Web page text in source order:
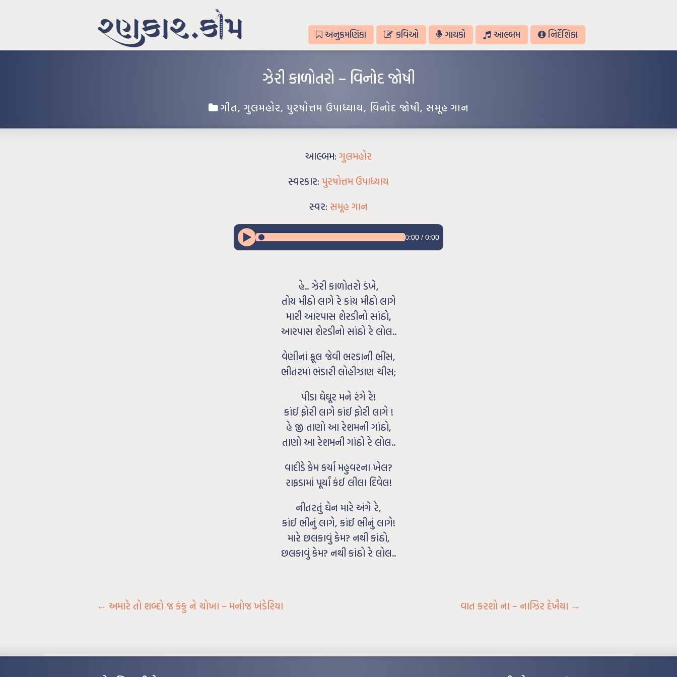
અનુક્રમણિકા કવિઓ ગાયકો આલ્બમ નિર્દેશિકા
ઝેરી કાળોતરો – વિનોદ જોષી
ગીત, ગુલમહોર, પુરષોત્તમ ઉપાધ્યાય, વિનોદ જોષી, સમૂહ ગાન
આલ્બમ: ગુલમહોર
સ્વરકાર: પુરષોત્તમ ઉપાધ્યાય
સ્વર: સમૂહ ગાન
0:00 / 0:00
હે.. ઝેરી કાળોતરો ડંખે,
તોય મીઠો લાગે રે કાંય મીઠો લાગે
મારી આરપાસ શેરડીનો સાંઠો,
આરપાસ શેરડીનો સાંઠો રે લોલ..
વેણીનાં ફૂલ જેવી ભરડાની ભીંસ,
ભીતરમાં ભંડારી લોહીઝાણ ચીસ;
પીડા ઘેઘૂર મને રંગે રે!
કાંઈ ફોરી લાગે કાંઈ ફોરી લાગે !
હે જી તાણો આ રેશમની ગાંઠો,
તાણો આ રેશમની ગાંઠો રે લોલ..
વાદીડે કેમ કર્યા મહુવરના ખેલ?
રાફડામાં પૂર્યાં કંઈ લીલા દિવેલ!
નીતરતું ઘેન મારે અંગે રે,
કાંઈ ભીનું લાગે, કાંઈ ભીનું લાગે!
મારે છલકાવું કેમ? નથી કાંઠો,
છલકાવું કેમ? નથી કાંઠો રે લોલ..
← અમારે તો શબ્દો જ કંકુ ને ચોખા – મનોજ ખંડેરિયા વાત કરશો ના – નાઝિર દેખૈયા →